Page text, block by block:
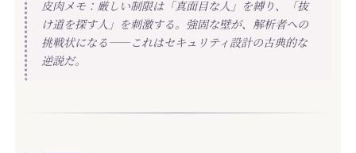
皮肉メモ：厳しい制限は「真面目な人」を縛り、「抜
け道を探す人」を刺激する。強固な壁が、解析者への
挑戦状になる——これはセキュリティ設計の古典的な
逆説だ。